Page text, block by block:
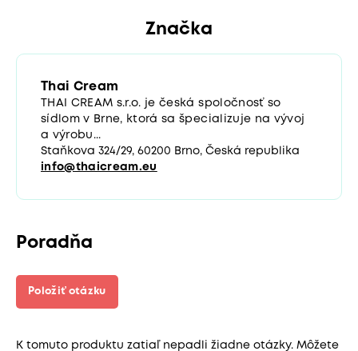
Značka
Thai Cream
THAI CREAM s.r.o. je česká spoločnosť so
sídlom v Brne, ktorá sa špecializuje na vývoj
a výrobu...
Staňkova 324/29, 60200 Brno, Česká republika
info@thaicream.eu
Poradňa
Položiť otázku
K tomuto produktu zatiaľ nepadli žiadne otázky. Môžete